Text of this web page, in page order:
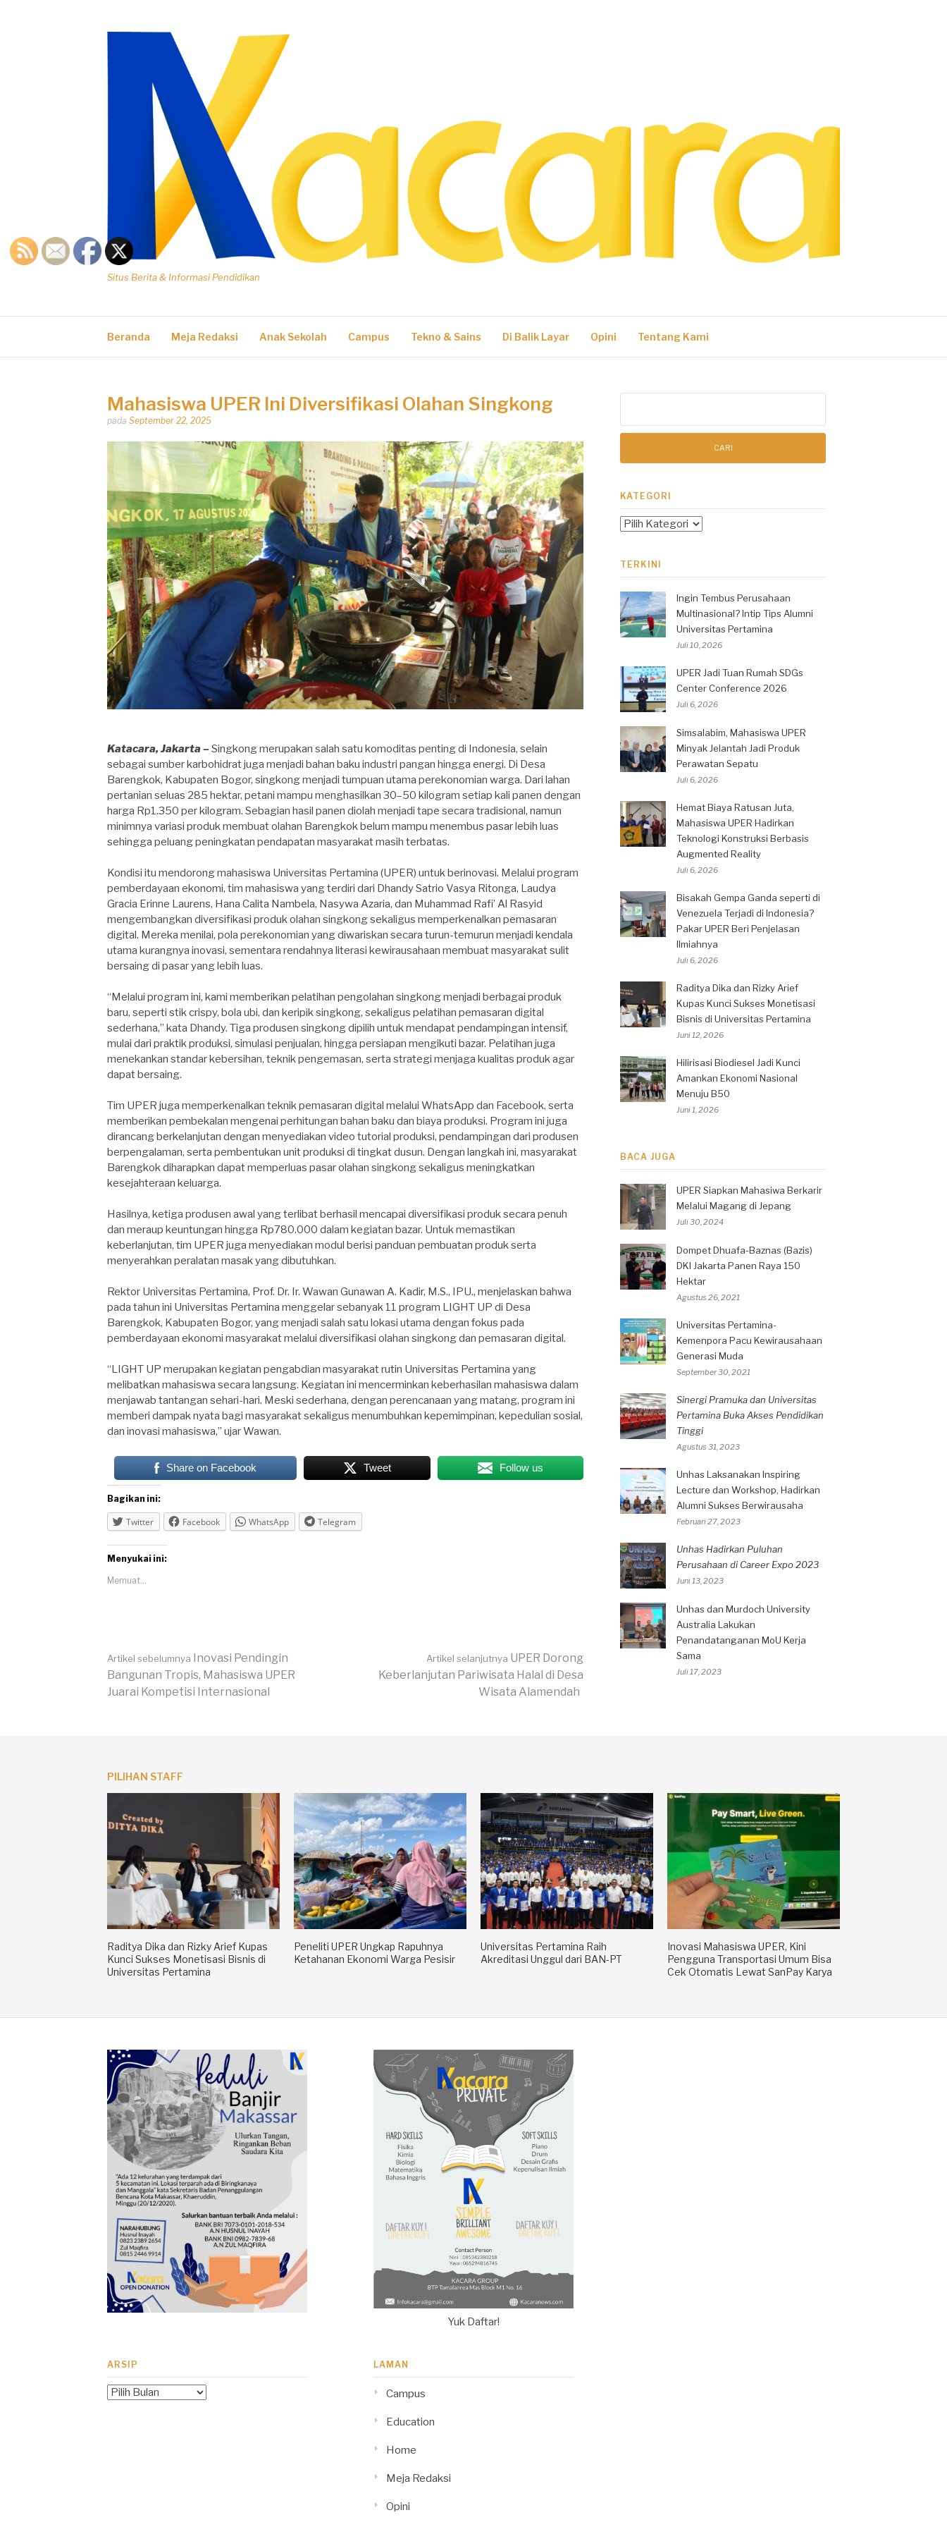
Situs Berita & Informasi Pendidikan
Beranda Meja Redaksi Anak Sekolah Campus Tekno & Sains Di Balik Layar Opini Tentang Kami
Mahasiswa UPER Ini Diversifikasi Olahan Singkong
Dipos
Dhirga
Erlangga
pada September 22, 2025
Katacara, Jakarta –Singkong merupakan salah satu komoditas penting di Indonesia, selain
sebagai sumber karbohidrat juga menjadi bahan baku industri pangan hingga energi. Di Desa
Barengkok, Kabupaten Bogor, singkong menjadi tumpuan utama perekonomian warga. Dari lahan
pertanian seluas 285 hektar, petani mampu menghasilkan 30–50 kilogram setiap kali panen dengan
harga Rp1.350 per kilogram. Sebagian hasil panen diolah menjadi tape secara tradisional, namun
minimnya variasi produk membuat olahan Barengkok belum mampu menembus pasar lebih luas
sehingga peluang peningkatan pendapatan masyarakat masih terbatas.
Kondisi itu mendorong mahasiswa Universitas Pertamina (UPER) untuk berinovasi. Melalui program
pemberdayaan ekonomi, tim mahasiswa yang terdiri dari Dhandy Satrio Vasya Ritonga, Laudya
Gracia Erinne Laurens, Hana Calita Nambela, Nasywa Azaria, dan Muhammad Rafi’ Al Rasyid
mengembangkan diversifikasi produk olahan singkong sekaligus memperkenalkan pemasaran
digital. Mereka menilai, pola perekonomian yang diwariskan secara turun-temurun menjadi kendala
utama kurangnya inovasi, sementara rendahnya literasi kewirausahaan membuat masyarakat sulit
bersaing di pasar yang lebih luas.
“Melalui program ini, kami memberikan pelatihan pengolahan singkong menjadi berbagai produk
baru, seperti stik crispy, bola ubi, dan keripik singkong, sekaligus pelatihan pemasaran digital
sederhana,” kata Dhandy. Tiga produsen singkong dipilih untuk mendapat pendampingan intensif,
mulai dari praktik produksi, simulasi penjualan, hingga persiapan mengikuti bazar. Pelatihan juga
menekankan standar kebersihan, teknik pengemasan, serta strategi menjaga kualitas produk agar
dapat bersaing.
Tim UPER juga memperkenalkan teknik pemasaran digital melalui WhatsApp dan Facebook, serta
memberikan pembekalan mengenai perhitungan bahan baku dan biaya produksi. Program ini juga
dirancang berkelanjutan dengan menyediakan video tutorial produksi, pendampingan dari produsen
berpengalaman, serta pembentukan unit produksi di tingkat dusun. Dengan langkah ini, masyarakat
Barengkok diharapkan dapat memperluas pasar olahan singkong sekaligus meningkatkan
kesejahteraan keluarga.
Hasilnya, ketiga produsen awal yang terlibat berhasil mencapai diversifikasi produk secara penuh
dan meraup keuntungan hingga Rp780.000 dalam kegiatan bazar. Untuk memastikan
keberlanjutan, tim UPER juga menyediakan modul berisi panduan pembuatan produk serta
menyerahkan peralatan masak yang dibutuhkan.
Rektor Universitas Pertamina, Prof. Dr. Ir. Wawan Gunawan A. Kadir, M.S., IPU., menjelaskan bahwa
pada tahun ini Universitas Pertamina menggelar sebanyak 11 program LIGHT UP di Desa
Barengkok, Kabupaten Bogor, yang menjadi salah satu lokasi utama dengan fokus pada
pemberdayaan ekonomi masyarakat melalui diversifikasi olahan singkong dan pemasaran digital.
“LIGHT UP merupakan kegiatan pengabdian masyarakat rutin Universitas Pertamina yang
melibatkan mahasiswa secara langsung. Kegiatan ini mencerminkan keberhasilan mahasiswa dalam
menjawab tantangan sehari-hari. Meski sederhana, dengan perencanaan yang matang, program ini
memberi dampak nyata bagi masyarakat sekaligus menumbuhkan kepemimpinan, kepedulian sosial,
dan inovasi mahasiswa,” ujar Wawan.
Share on Facebook Tweet Follow us
Bagikan ini:
Twitter Facebook WhatsApp Telegram
Menyukai ini:
Memuat...
Lanjut
Artikel sebelumnya
Inovasi Pendingin
Bangunan Tropis, Mahasiswa UPER
Juarai Kompetisi Internasional
Artikel selanjutnya UPER Dorong
Keberlanjutan Pariwisata Halal di Desa
Wisata Alamendah
KATEGORI
Kategori
TERKINI
Ingin Tembus Perusahaan
Multinasional? Intip Tips Alumni
Universitas Pertamina
Juli 10, 2026
UPER Jadi Tuan Rumah SDGs
Center Conference 2026
Juli 6, 2026
Simsalabim, Mahasiswa UPER
Minyak Jelantah Jadi Produk
Perawatan Sepatu
Juli 6, 2026
Hemat Biaya Ratusan Juta,
Mahasiswa UPER Hadirkan
Teknologi Konstruksi Berbasis
Augmented Reality
Juli 6, 2026
Bisakah Gempa Ganda seperti di
Venezuela Terjadi di Indonesia?
Pakar UPER Beri Penjelasan
Ilmiahnya
Juli 6, 2026
Raditya Dika dan Rizky Arief
Kupas Kunci Sukses Monetisasi
Bisnis di Universitas Pertamina
Juni 12, 2026
Hilirisasi Biodiesel Jadi Kunci
Amankan Ekonomi Nasional
Menuju B50
Juni 1, 2026
BACA JUGA
UPER Siapkan Mahasiwa Berkarir
Melalui Magang di Jepang
Juli 30, 2024
Dompet Dhuafa-Baznas (Bazis)
DKI Jakarta Panen Raya 150
Hektar
Agustus 26, 2021
Universitas Pertamina-
Kemenpora Pacu Kewirausahaan
Generasi Muda
September 30, 2021
Sinergi Pramuka dan Universitas
Pertamina Buka Akses Pendidikan
Tinggi
Agustus 31, 2023
Unhas Laksanakan Inspiring
Lecture dan Workshop, Hadirkan
Alumni Sukses Berwirausaha
Februari 27, 2023
Unhas Hadirkan Puluhan
Perusahaan di Career Expo 2023
Juni 13, 2023
Unhas dan Murdoch University
Australia Lakukan
Penandatanganan MoU Kerja
Sama
Juli 17, 2023
PILIHAN STAFF
Raditya Dika dan Rizky Arief Kupas
Kunci Sukses Monetisasi Bisnis di
Universitas Pertamina
Peneliti UPER Ungkap Rapuhnya
Ketahanan Ekonomi Warga Pesisir
Universitas Pertamina Raih
Akreditasi Unggul dari BAN-PT
Inovasi Mahasiswa UPER, Kini
Pengguna Transportasi Umum Bisa
Cek Otomatis Lewat SanPay Karya
Yuk Daftar!
ARSIP
Arsip
LAMAN
Campus
Education
Home
Meja Redaksi
Opini